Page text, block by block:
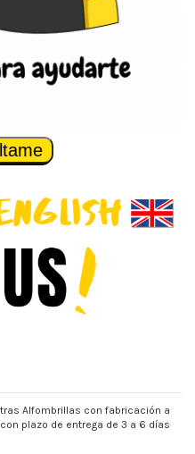
Alfombrillas con fabricación a
plazo de entrega de 3 a 6 días